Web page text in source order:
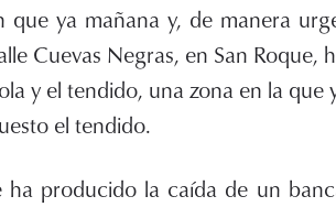
ya mañana y, de manera
Cuevas Negras, en San
y el tendido, una zona en la que
el tendido.
ha producido la caída de un